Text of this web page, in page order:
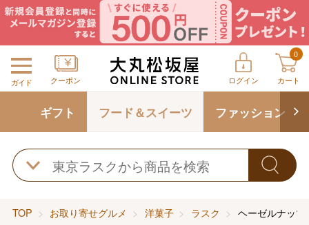
ガイド クーポン ログイン
0
カート
ギフト フード＆スイーツ ファッション
TOP お取り寄せグルメ 洋菓子 ラスク ヘーゼルナッ